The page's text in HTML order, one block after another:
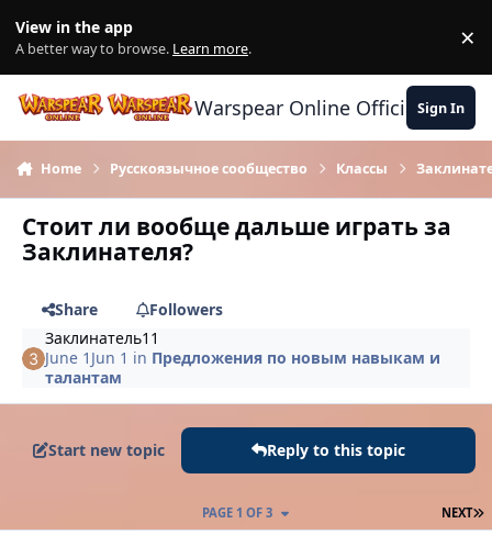
View in the app
A better way to browse. Learn more. ×
Warspear Online Official Forum
Sign In
Home Русскоязычное сообщество Классы
Стоит ли вообще дальше играть за
Заклинателя?
Share
Followers
Заклинатель11
June 1 Jun 1 in Предложения по новым навыкам и
талантам
Start new topic Reply to this topic
NEXT
PAGE 1 OF 3